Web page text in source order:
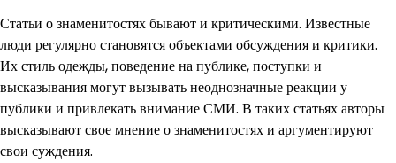
Статьи о знаменитостях бывают и критическими. Известные
люди регулярно становятся объектами обсуждения и критики.
Их стиль одежды, поведение на публике, поступки и
высказывания могут вызывать неоднозначные реакции у
публики и привлекать внимание СМИ. В таких статьях авторы
высказывают свое мнение о знаменитостях и аргументируют
свои суждения.